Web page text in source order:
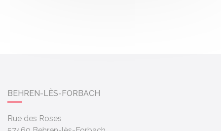
BEHREN-LÈS-FORBACH
Rue des Roses